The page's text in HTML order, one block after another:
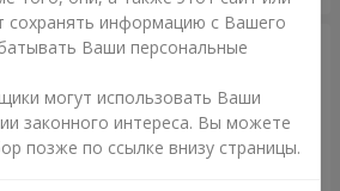
сохранять информацию с Вашего
Ваши персональные
могут использовать Ваши
законного интереса. Вы можете
позже по ссылке внизу страницы.